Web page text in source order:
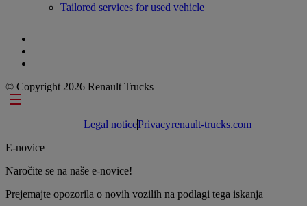
Tailored services for used vehicle
© Copyright 2026 Renault Trucks
Footer links
Legal noticePrivacyrenault-trucks.com
E-novice
Naročite se na naše e-novice!
Prejemajte opozorila o novih vozilih na podlagi tega iskanja